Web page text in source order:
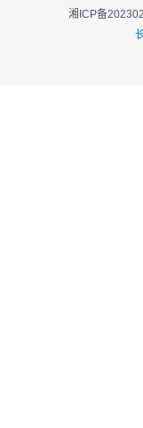
湘ICP备